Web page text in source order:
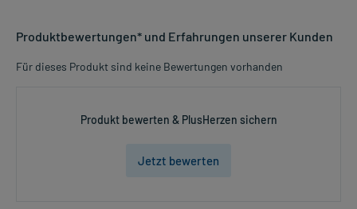
Produktbewertungen* und Erfahrungen unserer Kunden
Für dieses Produkt sind keine Bewertungen vorhanden
Produkt bewerten & PlusHerzen sichern
Jetzt bewerten